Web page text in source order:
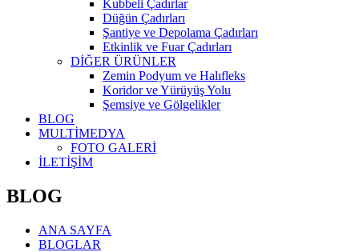
Kubbeli Çadırlar
Düğün Çadırları
Şantiye ve Depolama Çadırları
Etkinlik ve Fuar Çadırları
DİĞER ÜRÜNLER
Zemin Podyum ve Halıfleks
Koridor ve Yürüyüş Yolu
Şemsiye ve Gölgelikler
BLOG
MULTİMEDYA
FOTO GALERİ
İLETİŞİM
BLOG
ANA SAYFA
BLOGLAR